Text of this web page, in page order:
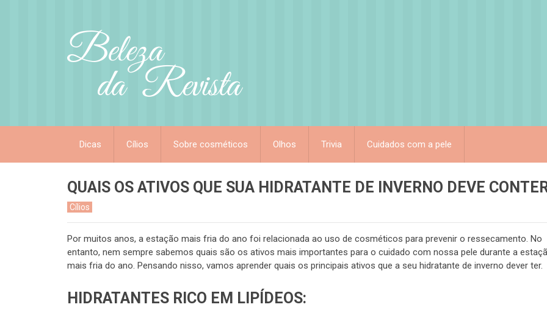
Dicas Cílios Sobre cosméticos Olhos Trivia Cuidados com a pele
QUAIS OS ATIVOS QUE SUA HIDRATANTE DE INVERNO DEVE
Cílios
Por muitos anos, a estação mais fria do ano foi relacionada ao uso de cosméticos para prevenir o ressecamento. No
entanto, nem sempre sabemos quais são os ativos mais importantes para o cuidado com nossa pele durante a
mais fria do ano. Pensando nisso, vamos aprender quais os principais ativos que a seu hidratante de inverno dever ter.
HIDRATANTES RICO EM LIPÍDEOS: